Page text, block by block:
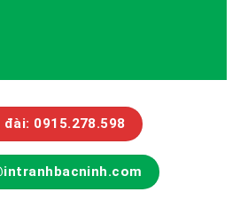
đài: 0915.278.598